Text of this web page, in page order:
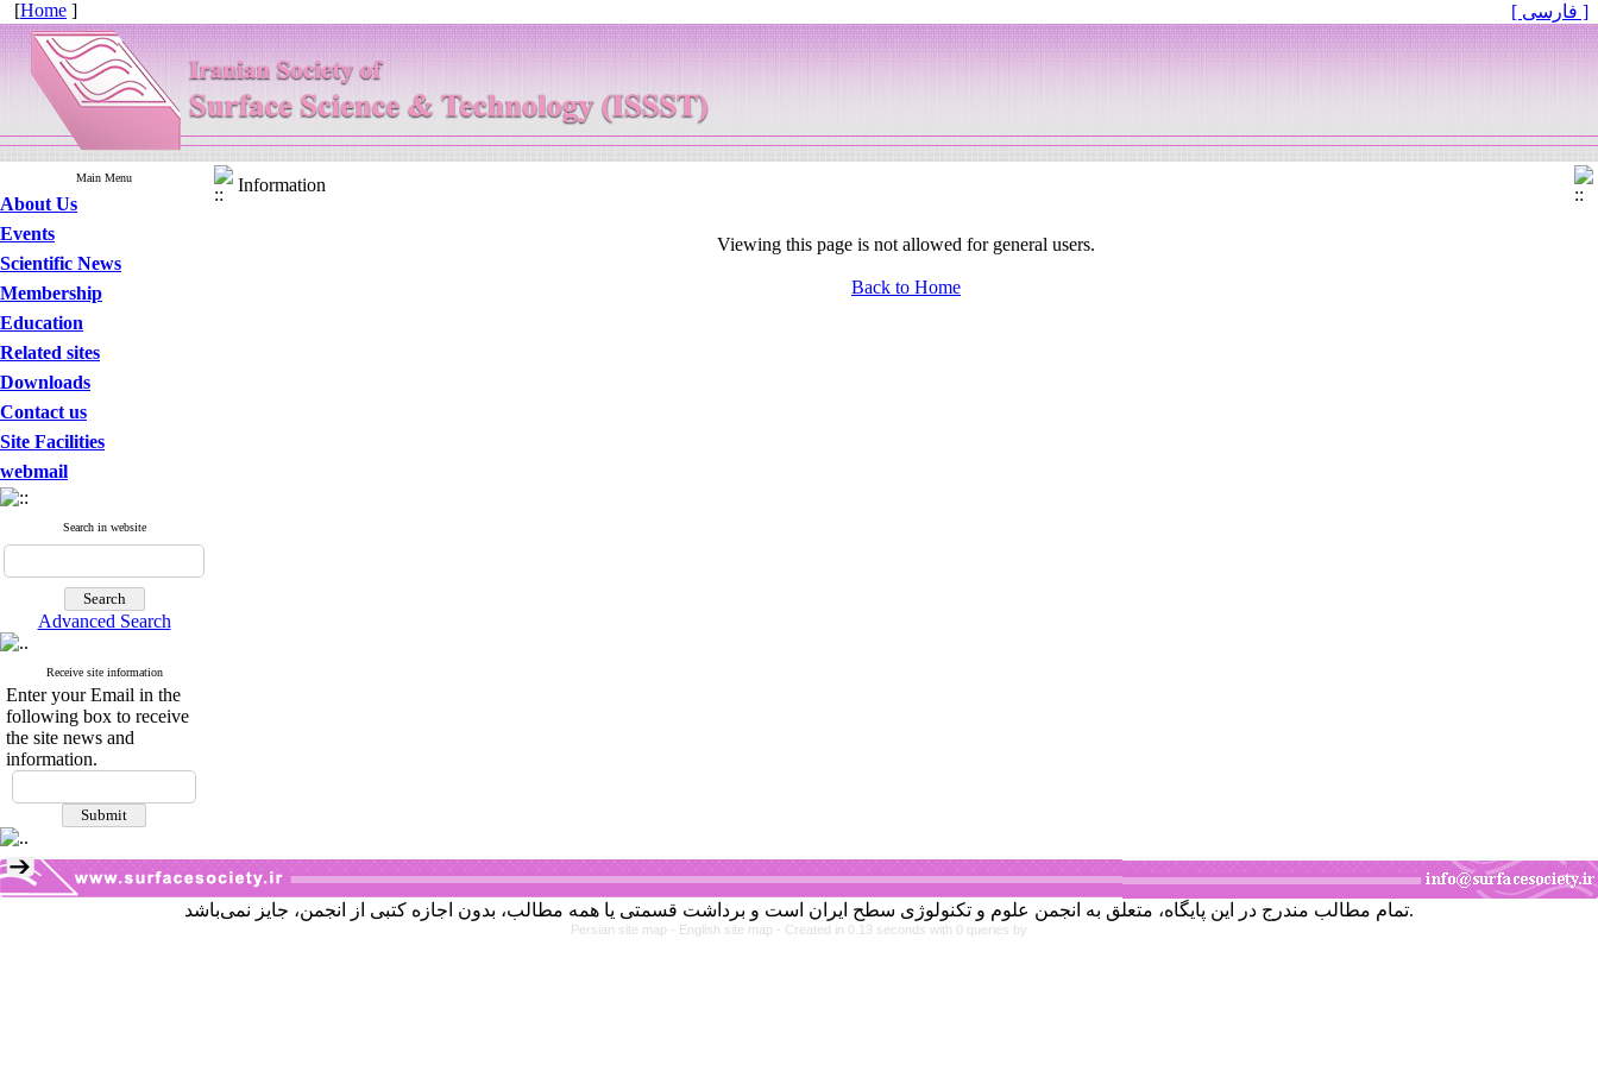
[Home ] [ فارسی ]
Main Menu
About Us
Events
Scientific News
Membership
Education
Related sites
Downloads
Contact us
Site Facilities
webmail
Search in website
Advanced Search
Receive site information
Enter your Email in the
following box to receive
the site news and
information.
Information
Viewing this page is not allowed for general users.
Back to Home
تمام مطالب مندرج در این پایگاه، متعلق به انجمن علوم و تکنولوژی سطح ایران است و برداشت قسمتی یا همه مطالب، بدون اجازه کتبی از انجمن، جایز نمی‌باشد.
Persian site map - English site map - Created in 0.13 seconds with 0 queries by